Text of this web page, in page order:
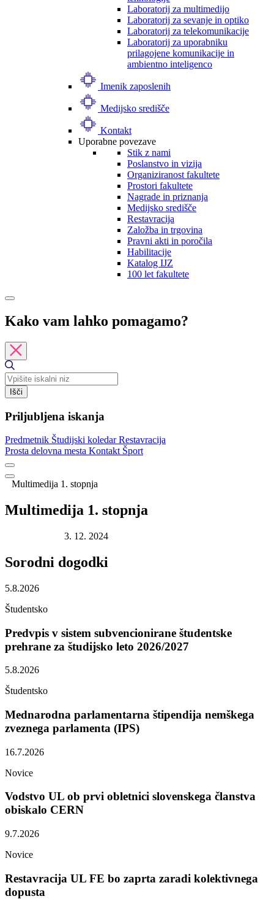
Laboratorij za multimedijo
Laboratorij za sevanje in optiko
Laboratorij za telekomunikacije
Laboratorij za uporabniku
prilagojene komunikacije in
ambientno inteligenco
Imenik zaposlenih
Medijsko središče
Kontakt
Uporabne povezave
Stik z nami
Poslanstvo in vizija
Organiziranost fakultete
Prostori fakultete
Nagrade in priznanja
Medijsko središče
Restavracija
Založba in trgovina
Pravni akti in poročila
Habilitacije
Katalog IJZ
100 let fakultete
Kako vam lahko pomagamo?
Išči
Priljubljena iskanja
Predmetnik Študijski koledarRestavracija
Prosta delovna mesta Kontakt Šport
Multimedija 1. stopnja
Multimedija 1. stopnja
3. 12. 2024
Sorodni dogodki
5.8.2026
Študentsko
Predvpis v sistem subvencionirane študentske
prehrane za študijsko leto 2026/2027
5.8.2026
Študentsko
Mednarodna parlamentarna štipendija nemškega
zveznega parlamenta (IPS)
16.7.2026
Novice
Vodstvo UL ob prvi obletnici slovenskega članstva
obiskalo CERN
9.7.2026
Novice
Restavracija UL FE bo zaprta zaradi kolektivnega
dopusta